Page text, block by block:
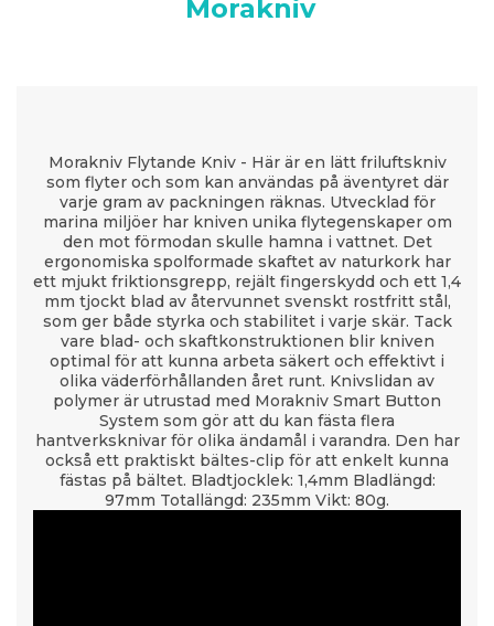
Morakniv
Morakniv Flytande Kniv - Här är en lätt friluftskniv
som flyter och som kan användas på äventyret där
varje gram av packningen räknas. Utvecklad för
marina miljöer har kniven unika flytegenskaper om
den mot förmodan skulle hamna i vattnet. Det
ergonomiska spolformade skaftet av naturkork har
ett mjukt friktionsgrepp, rejält fingerskydd och ett 1,4
mm tjockt blad av återvunnet svenskt rostfritt stål,
som ger både styrka och stabilitet i varje skär. Tack
vare blad- och skaftkonstruktionen blir kniven
optimal för att kunna arbeta säkert och effektivt i
olika väderförhållanden året runt. Knivslidan av
polymer är utrustad med Morakniv Smart Button
System som gör att du kan fästa flera
hantverksknivar för olika ändamål i varandra. Den har
också ett praktiskt bältes-clip för att enkelt kunna
fästas på bältet. Bladtjocklek: 1,4mm Bladlängd:
97mm Totallängd: 235mm Vikt: 80g.